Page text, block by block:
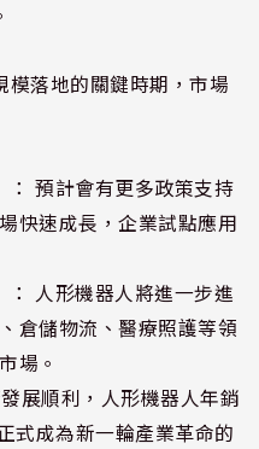
模落地的關鍵時期，市場
預計會有更多政策支持
快速成長，企業試點應用
人形機器人將進一步進
倉儲物流、醫療照護等領
場。
展順利，人形機器人年銷
式成為新一輪產業革命的